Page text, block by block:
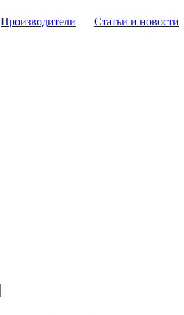
Производители Статьи и новости